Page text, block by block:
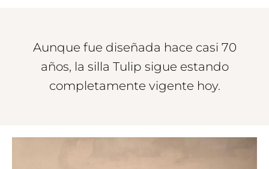
Aunque fue diseñada hace casi 70
años, la silla Tulip sigue estando
completamente vigente hoy.